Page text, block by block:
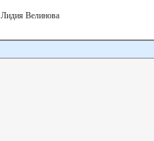
Лидия Велинова